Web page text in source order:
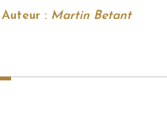
Auteur : Martin Betant